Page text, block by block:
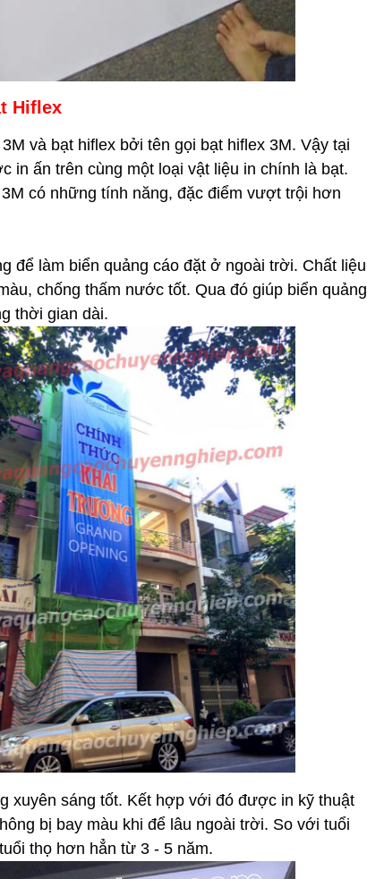
Hiflex
và bạt hiflex bởi tên gọi bạt hiflex 3M. Vậy tại
in ấn trên cùng một loại vật liệu in chính là bạt.
có những tính năng, đặc điểm vượt trội hơn
để làm biển quảng cáo đặt ở ngoài trời. Chất liệu
chống thấm nước tốt. Qua đó giúp biển quảng
thời gian dài.
xuyên sáng tốt. Kết hợp với đó được in kỹ thuật
bị bay màu khi để lâu ngoài trời. So với tuổi
thọ hơn hẳn từ 3 - 5 năm.